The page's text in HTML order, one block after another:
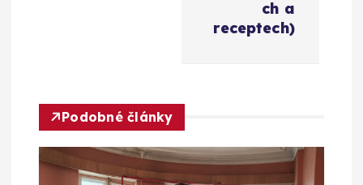
e
p
r
ch a
receptech)
Podobné články